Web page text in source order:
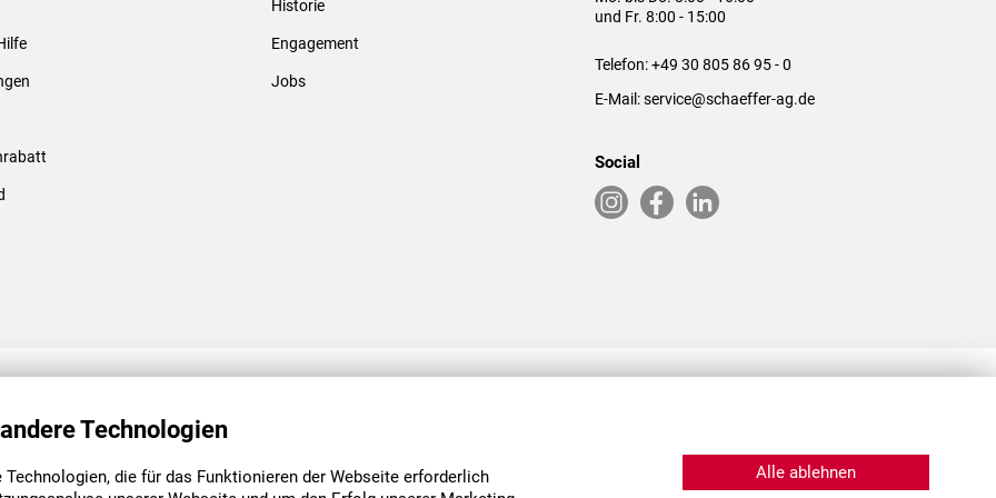
Historie
Engagement
Jobs
und Fr. 8:00 - 15:00
Telefon:+49 30 805 86 95 - 0
E-Mail:service@schaeffer-ag.de
Social
Technologien
die für das Funktionieren der Webseite erforderlich
Alle ablehnen